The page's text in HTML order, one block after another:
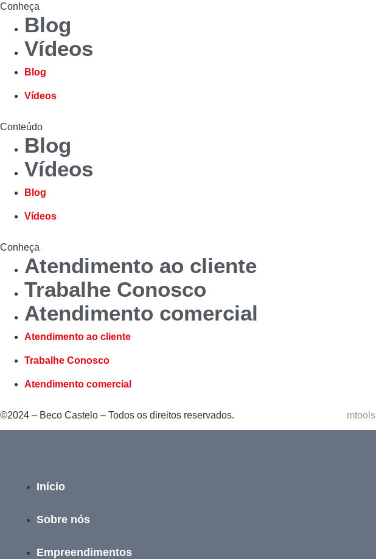
Conheça
Blog
Vídeos
Blog
Vídeos
Conteúdo
Blog
Vídeos
Blog
Vídeos
Conheça
Atendimento ao cliente
Trabalhe Conosco
Atendimento comercial
Atendimento ao cliente
Trabalhe Conosco
Atendimento comercial
©2024 – Beco Castelo – Todos os direitos reservados. mtools
Início
Sobre nós
Empreendimentos